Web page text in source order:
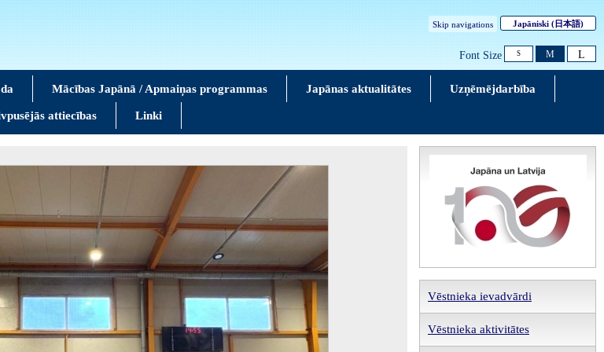
Skip navigations Japāniski (日本語)
Font Size S M L
Mācības Japānā / Apmaiņas programmas Japānas aktualitātes Uzņēmējdarbība
attiecības Linki
Vēstnieka ievadvārdi
Vēstnieka aktivitātes